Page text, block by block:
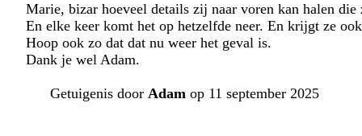
Marie, bizar hoeveel details zij naar voren kan halen die
En elke keer komt het op hetzelfde neer. En krijgt ze
Hoop ook zo dat dat nu weer het geval is.
Dank je wel Adam.
Getuigenis door Adam op 11 september 2025